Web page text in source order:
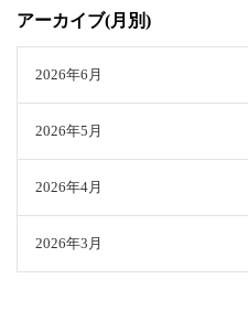
アーカイブ(月別)
2026年6月
2026年5月
2026年4月
2026年3月